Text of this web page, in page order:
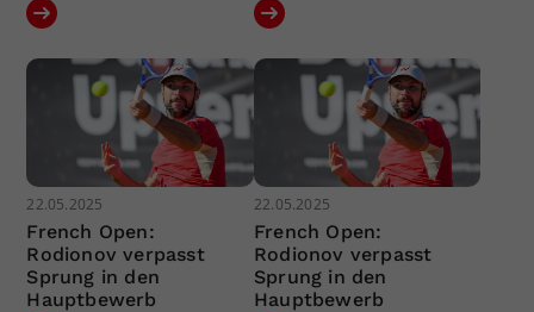
22.05.2025
French Open:
Rodionov verpasst
Sprung in den
Hauptbewerb
22.05.2025
French Open:
Rodionov verpasst
Sprung in den
Hauptbewerb